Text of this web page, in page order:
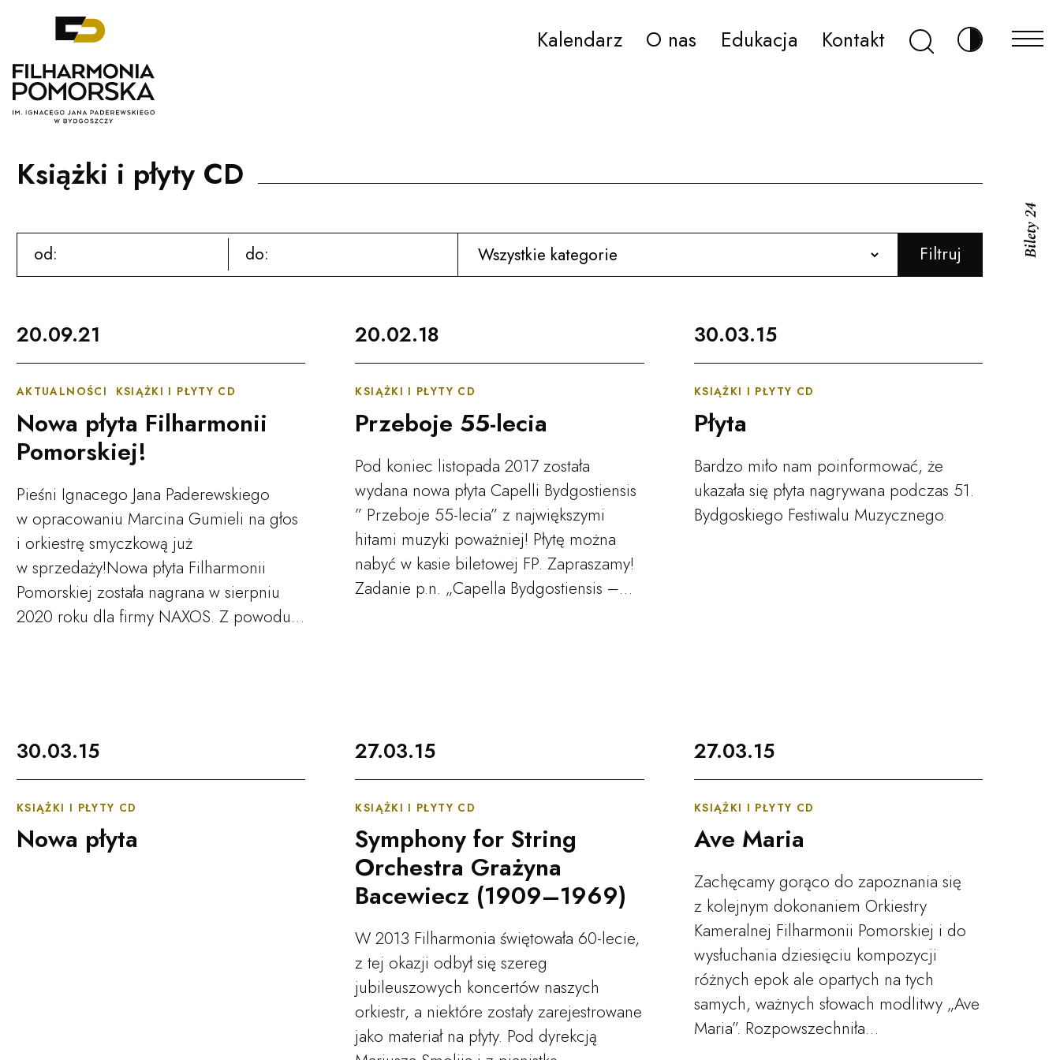
Filharmonia Pomorska im. Ignacego Jana Paderewskiego w Bydgoszczy
Kalendarz O nas Edukacja Kontakt SzukajZmień
Filharmonia Pomorska im. Ignacego Jana Paderewskiego w Bydgoszczy
Kalendarz
O nas
Edukacja
Książki i płyty CD
od: do:
20.09.21
AKTUALNOŚCI KSIĄŻKI I PŁYTY CD
Nowa płyta Filharmonii
Pomorskiej!
Pieśni Ignacego Jana Paderewskiego
w opracowaniu Marcina Gumieli na głos
i orkiestrę smyczkową już
w sprzedaży!Nowa płyta Filharmonii
Pomorskiej została nagrana w sierpniu
2020 roku dla firmy NAXOS. Z powodu…
20.02.18
KSIĄŻKI I PŁYTY CD
Przeboje 55-lecia
Pod koniec listopada 2017 została
wydana nowa płyta Capelli Bydgostiensis
” Przeboje 55-lecia” z największymi
hitami muzyki poważniej! Płytę można
nabyć w kasie biletowej FP. Zapraszamy!
Zadanie p.n. „Capella Bydgostiensis –…
30.03.15
KSIĄŻKI I PŁYTY CD
Płyta
Bardzo miło nam poinformować, że
ukazała się płyta nagrywana podczas 51.
Bydgoskiego Festiwalu Muzycznego.
30.03.15
KSIĄŻKI I PŁYTY CD
Nowa płyta
27.03.15
KSIĄŻKI I PŁYTY CD
Symphony for String
Orchestra Grażyna
Bacewiecz (1909–1969)
W 2013 Filharmonia świętowała 60-lecie,
z tej okazji odbył się szereg
jubileuszowych koncertów naszych
orkiestr, a niektóre zostały zarejestrowane
jako materiał na płyty. Pod dyrekcją
27.03.15
KSIĄŻKI I PŁYTY CD
Ave Maria
Zachęcamy gorąco do zapoznania się
z kolejnym dokonaniem Orkiestry
Kameralnej Filharmonii Pomorskiej i do
wysłuchania dziesięciu kompozycji
różnych epok ale opartych na tych
samych, ważnych słowach modlitwy „Ave
Maria”. Rozpowszechniła…
Bilety 24